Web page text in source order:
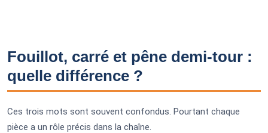
Fouillot, carré et pêne demi-tour :
quelle différence ?
Ces trois mots sont souvent confondus. Pourtant chaque
pièce a un rôle précis dans la chaîne.